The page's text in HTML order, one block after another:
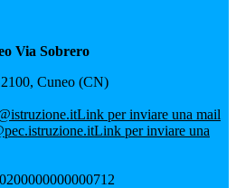
Via Sobrero
Cuneo (CN)
Link per inviare una mail
Link per inviare una